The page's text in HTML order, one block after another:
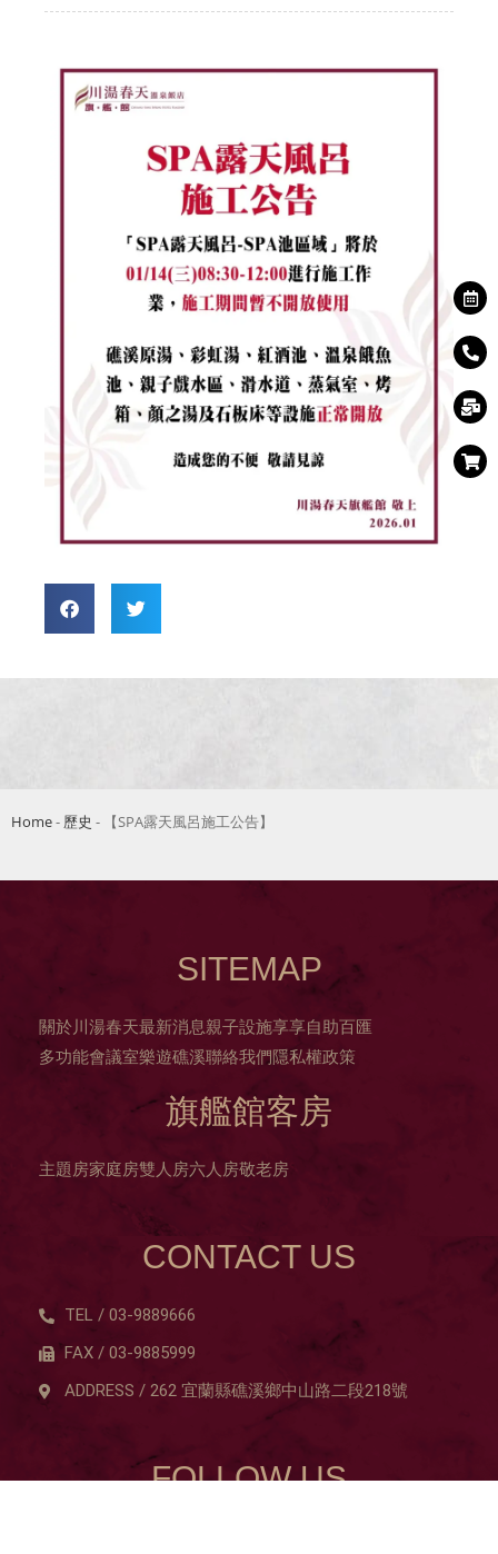
Home- 歷史 - 【SPA露天風呂施工公告】
SITEMAP
關於川湯春天最新消息親子設施享享自助百匯
多功能會議室樂遊礁溪聯絡我們隱私權政策
旗艦館客房
主題房家庭房雙人房六人房敬老房
CONTACT US
TEL / 03-9889666
FAX / 03-9885999
ADDRESS / 262 宜蘭縣礁溪鄉中山路二段218號
FOLLOW US